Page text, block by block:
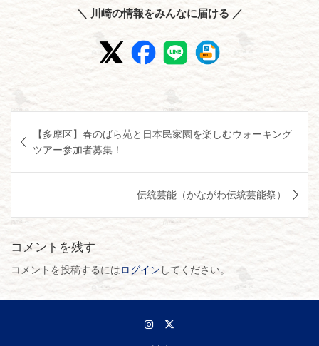
＼ 川崎の情報をみんなに届ける ／
稿
ナ
ゲ
ー
シ
ョ
ン
【多摩区】春のばら苑と日本民家園を楽しむウォーキング
ツアー参加者募集！
伝統芸能（かながわ伝統芸能祭）
コメントを残す
コメントを投稿するにはログイン してください。